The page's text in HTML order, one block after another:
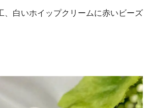
、白いホイップクリームに赤いビーズ